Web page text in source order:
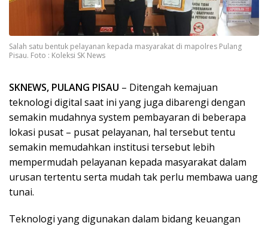
Salah satu bentuk pelayanan kepada masyarakat di mapolres Pulang
Pisau. Foto : Koleksi SK News
SKNEWS, PULANG PISAU – Ditengah kemajuan
teknologi digital saat ini yang juga dibarengi dengan
semakin mudahnya system pembayaran di beberapa
lokasi pusat – pusat pelayanan, hal tersebut tentu
semakin memudahkan institusi tersebut lebih
mempermudah pelayanan kepada masyarakat dalam
urusan tertentu serta mudah tak perlu membawa uang
tunai.
Teknologi yang digunakan dalam bidang keuangan